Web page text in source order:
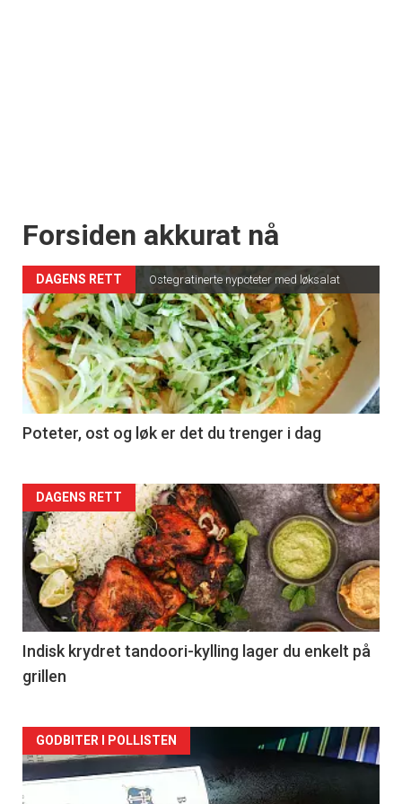
Forsiden akkurat nå
DAGENS RETT Ostegratinerte nypoteter med løksalat
Poteter, ost og løk er det du trenger i dag
Forsiden
akkurat
nå
-
2
DAGENS RETT
Indisk krydret tandoori-kylling lager du enkelt på
grillen
Forsiden
akkurat
GODBITER I POLLISTEN